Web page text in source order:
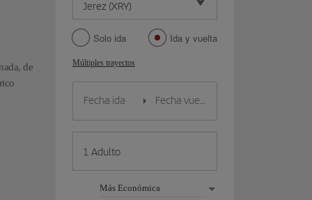
de
Solo ida Ida y vuelta
Múltiples trayectos
Más Económica